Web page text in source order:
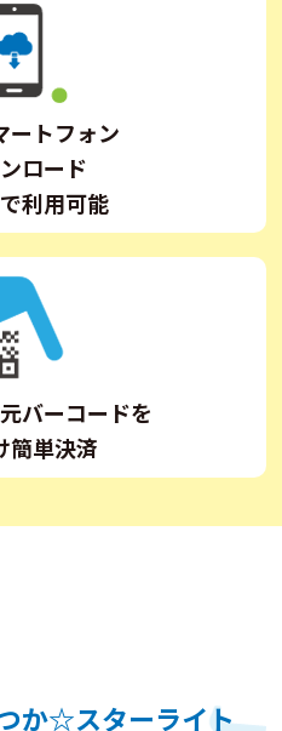
ートフォン
ロード
利用可能
バーコードを
簡単決済
か☆スターライト